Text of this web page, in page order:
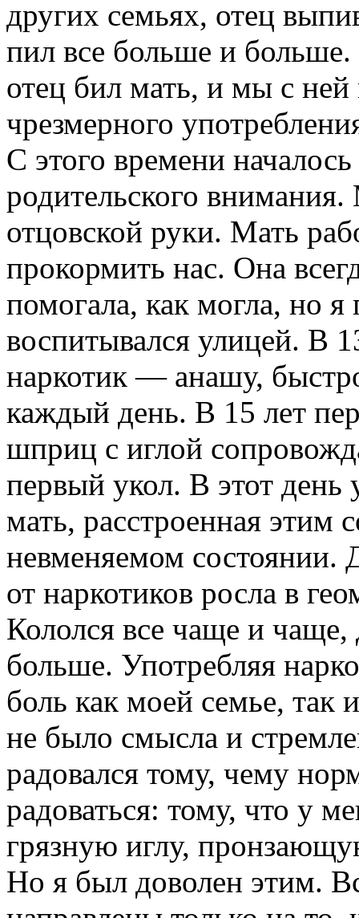
других семьях, отец
пил все больше и больше.
отец бил мать, и мы с ней
чрезмерного
С этого времени
родительского
отцовской руки. Мать
прокормить нас. Она
помогала, как могла, но
воспитывался улицей. В
наркотик — анашу,
каждый день. В 15 лет
шприц с иглой
первый укол. В этот
мать, расстроенная этим
невменяемом
от наркотиков росла в
Кололся все чаще и чаще,
больше. Употребляя
боль как моей семье,
не было смысла и
радовался тому, чему
радоваться: тому, что у
грязную иглу,
Но я был доволен этим.